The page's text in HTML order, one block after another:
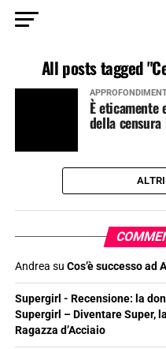
All posts tagged
È
della
Andrea su Cos’è successo ad
Supergirl - Recensione: la
Supergirl – Diventare Super,
Ragazza d’Acciaio